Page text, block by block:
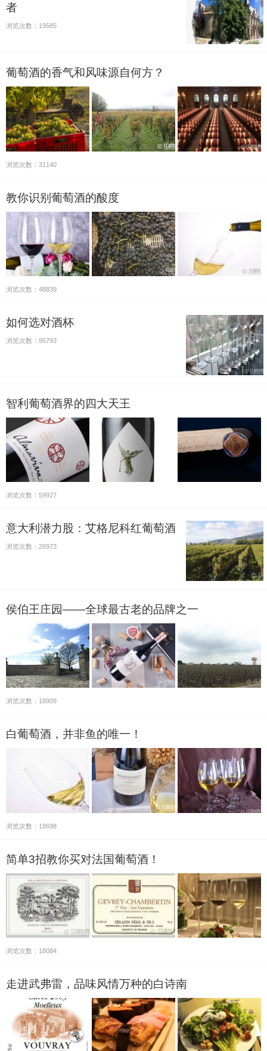
者
浏览次数：19585
葡萄酒的香气和风味源自何方？
浏览次数：31140
教你识别葡萄酒的酸度
浏览次数：48839
如何选对酒杯
浏览次数：95793
智利葡萄酒界的四大天王
浏览次数：59927
意大利潜力股：艾格尼科红葡萄酒
浏览次数：26973
侯伯王庄园——全球最古老的品牌之一
浏览次数：18909
白葡萄酒，并非鱼的唯一！
浏览次数：18698
简单3招教你买对法国葡萄酒！
浏览次数：18084
走进武弗雷，品味风情万种的白诗南